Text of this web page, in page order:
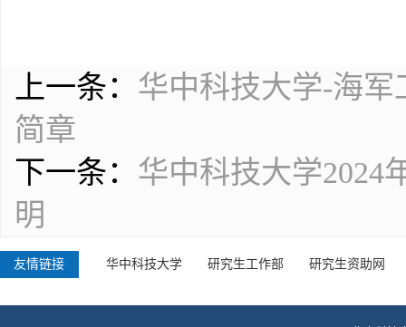
上一条： 华中科技大学-海军
简章
下一条： 华中科技大学2024
明
友情链接 华中科技大学 研究生工作部 研究生资助网